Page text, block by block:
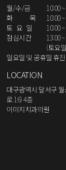
월/수/금
10:00
화 목
10:00
토 요 일
10:00
점심시간
13:00
(토요
일요일 및 공휴일 휴진
LOCATION
대구광역시 달서구 월
로 16) 4층
이미지치과의원